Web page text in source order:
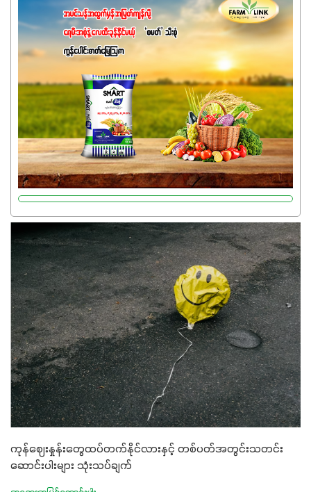
အက်စစ်တို့ အချိုးကျ ပေါင်းစပ်ထားတဲ့ ကွန်ပေါင်း
ဓာတ်မြေဩဇာဖြစ်ပါတယ်။ အဓိကအကျိုးကျေးဇူးတွေအနေနဲ့
ကတော့ နိုက်ထရိုဂျင် 19%ပါဝင်တဲ့အတွက် ကလိုရိုဖီးလ်ဖွဲ့စည်း
မှုကို အားပေးကာ သီးနှံပင်များ၏အရွက်များစိမ်းလန်းသန်စွမ်း
ပြီး အစာချက်လုပ်မှုအားကောင်းစေပါတယ်။ အပင်၏ပင်ပိုင်း
ကြီးထွားမှုကို တိုးမြင့်စေကာ အပင်သန်၍ အကြီးမြန်စေပါတယ်။
သင့်တော်တဲ့ Phosphorus 7%ပါဝင်မှုကြောင့် အပင်ရဲ့ အမြစ်
ဖွဲ့စည်းတည်ဆောက်မှုကို ပို၍သန်မာလာအောင် အားပေးပါ
တယ်။ ဒါ့အပြင် ပန်းပွင့်ခြင်း၊အသီးသီးခြင်း၊အစေ့တည်ခြင်း
လုပ်ငန်းစဉ်များကိုလည်း အားပေးပါတယ်။ လုံလောက်တဲ့
Potassium 8%က အပင်ရဲ့ ရောဂါဒဏ်၊ရာသီဥတုဒဏ်ခံနိုင်ရည်
ရှိမှုကို မြင့်တက်စေပြီး အသီးအရည်အသွေး၊ အရွယ်အစားနဲ့
အရသာ ပိုမိုကောင်းမွန်စေဖို့အတွက် လိုအပ်တဲ့အာဟာရဓာတ်
ဖြစ်ပါတယ်။ ဟူးမစ်အက်စစ်ပါဝင်ပေါင်းစပ်ထားတဲ့အတွက်
အာဟာရဓာတ်စုပ်ယူမှုကောင်းမွန်လာခြင်း၊မြေဆီလွှာဖွဲ့စည်းပုံ
နှင့်ရေထိန်းနိုင်စွမ်းအားကောင်းလာခြင်းအပါအဝင်
အကျိုးကျေးဇူးများစွာကိုရရှိစေမှာဖြစ်ပါတယ်။ စပါးအပါအဝင်
နှံစားသီးနှံများ၊ပဲအမျိုးမျိုး၊ဟင်းသီးဟင်းရွက်နဲ့ ဥယျာဉ်ခြံသီးနှံ
အားလုံးမှာ အသုံးပြုနိုင်တယ်ဆိုတော့ တစ်မျိုးတည်းနဲ့ အားလုံး
ပါဖက်(perfect)မယ့် စမတ်သီးစုံနော် အရွေးမမှားတာသေချာပြီ
မလို့ အတွေးမများဘဲ သီးနှံတိုင်းကြီးထွားအောင် ဖန်းလင့်ရဲ့ #စ
မတ်သီးစုံကို သုံးကြပါစို့....
ကုန်ဈေးနှုန်းတွေထပ်တက်နိုင်လားနှင့် တစ်ပတ်အတွင်းသတင်း
ဆောင်းပါးများ သုံးသပ်ချက်